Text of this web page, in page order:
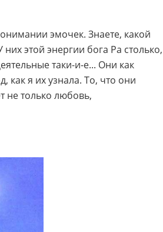
эмочек. Знаете, какой
этой энергии бога Ра столько,
таки-и-е... Они как
как я их узнала. То, что они
не только любовь,